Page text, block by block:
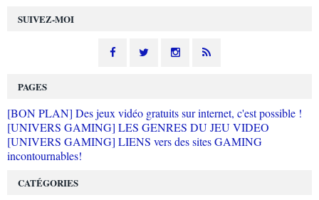
SUIVEZ-MOI
PAGES
[BON PLAN] Des jeux vidéo gratuits sur internet, c'est possible !
[UNIVERS GAMING] LES GENRES DU JEU VIDEO
[UNIVERS GAMING] LIENS vers des sites GAMING
incontournables!
CATÉGORIES